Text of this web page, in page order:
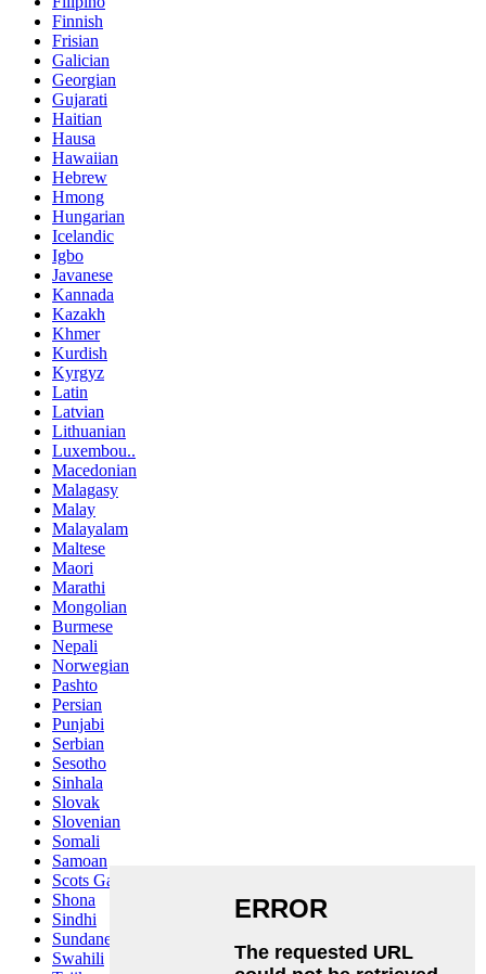
Finnish
Frisian
Galician
Georgian
Gujarati
Haitian
Hausa
Hawaiian
Hebrew
Hmong
Hungarian
Icelandic
Igbo
Javanese
Kannada
Kazakh
Khmer
Kurdish
Kyrgyz
Latin
Latvian
Lithuanian
Luxembou..
Macedonian
Malagasy
Malay
Malayalam
Maltese
Maori
Marathi
Mongolian
Burmese
Nepali
Norwegian
Pashto
Persian
Punjabi
Serbian
Sesotho
Sinhala
Slovak
Slovenian
Somali
Samoan
Scots Gaelic
Shona
Sindhi
Sundanese
Swahili